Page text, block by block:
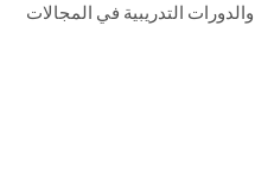
التدريبية في المجالات